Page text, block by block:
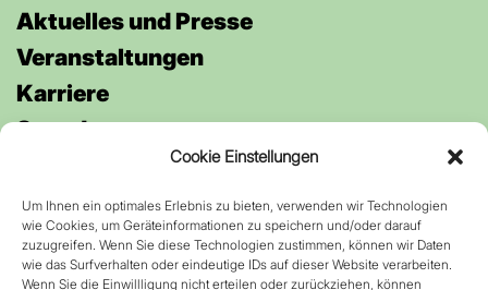
Cookie Einstellungen
Um Ihnen ein optimales Erlebnis zu bieten, verwenden wir Technologien
wie Cookies, um Geräteinformationen zu speichern und/oder darauf
zuzugreifen. Wenn Sie diese Technologien zustimmen, können wir Daten
wie das Surfverhalten oder eindeutige IDs auf dieser Website verarbeiten.
Wenn Sie die Einwillligung nicht erteilen oder zurückziehen, können
Aktuelles und Presse
Veran­staltungen
Karriere
Spenden
Anfahrt
Kontakt
Datenschutz